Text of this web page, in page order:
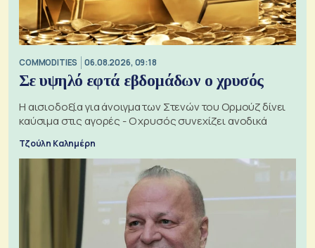
COMMODITIES 06.08.2026, 09:18
Σε υψηλό εφτά εβδομάδων ο χρυσός
Η αισιοδοξία για άνοιγμα των Στενών του Ορμούζ δίνει
καύσιμα στις αγορές - Ο χρυσός συνεχίζει ανοδικά
Τζούλη Καλημέρη